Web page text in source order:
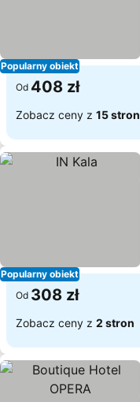
Popularny obiekt
Od 408 zł
Zobacz ceny z 15 stron
Popularny obiekt
Od 308 zł
Zobacz ceny z 2 stron